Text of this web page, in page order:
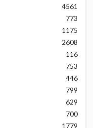
4561
773
1175
2608
116
753
446
799
629
700
1779